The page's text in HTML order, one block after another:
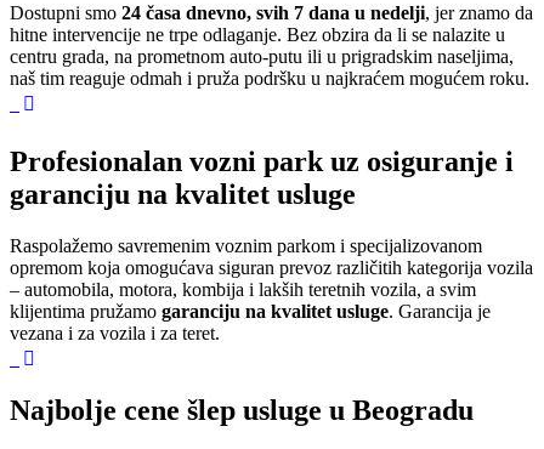
Dostupni smo 24 časa dnevno, svih 7 dana u nedelji, jer znamo da
hitne intervencije ne trpe odlaganje. Bez obzira da li se nalazite u
centru grada, na prometnom auto-putu ili u prigradskim naseljima,
naš tim reaguje odmah i pruža podršku u najkraćem mogućem roku.
Profesionalan vozni park uz osiguranje i
garanciju na kvalitet usluge
Raspolažemo savremenim voznim parkom i specijalizovanom
opremom koja omogućava siguran prevoz različitih kategorija vozila
– automobila, motora, kombija i lakših teretnih vozila, a svim
klijentima pružamo garanciju na kvalitet usluge. Garancija je
vezana i za vozila i za teret.
Najbolje cene šlep usluge u Beogradu